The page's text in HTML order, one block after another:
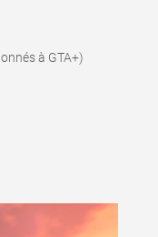
à GTA+)